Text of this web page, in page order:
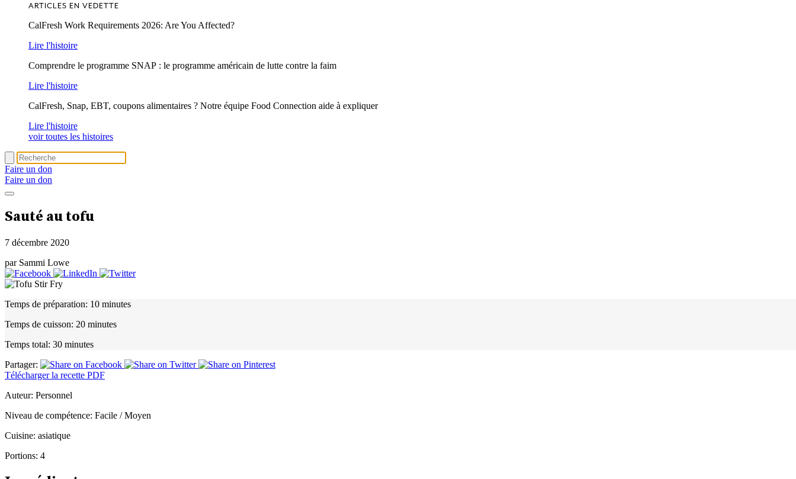
ARTICLES EN VEDETTE
CalFresh Work Requirements 2026: Are You Affected?
Lire l'histoire
Comprendre le programme SNAP : le programme américain de lutte contre la faim
Lire l'histoire
CalFresh, Snap, EBT, coupons alimentaires ? Notre équipe Food Connection aide à expliquer
Lire l'histoire
voir toutes les histoires
Faire un don
Faire un don
Sauté au tofu
7 décembre 2020
par Sammi Lowe
Temps de préparation: 10 minutes
Temps de cuisson: 20 minutes
Temps total: 30 minutes
Partager:
Télécharger la recette PDF
Auteur: Personnel
Niveau de compétence: Facile / Moyen
Cuisine: asiatique
Portions: 4